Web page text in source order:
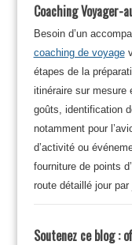
Coaching Voyager-
Besoin d’un
coaching de voyage
étapes de la
itinéraire sur mesure
goûts, identification
notamment pour
d’activité ou
fourniture de points
route détaillé jour par
Soutenez ce blog :